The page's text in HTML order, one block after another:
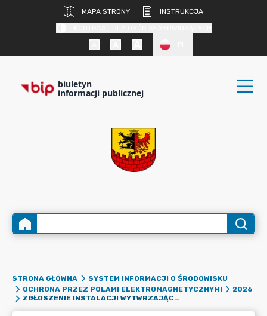
MAPA STRONY
INSTRUKCJA
biuletyn
informacji publicznej
STRONA GŁÓWNA
SYSTEM INFORMACJI O ŚRODOWISKU
OCHRONA PRZEZ POLAMI ELEKTROMAGNETYCZNYMI
2026
ZGŁOSZENIE INSTALACJI WYTWRZAJĄCEJ PEM - INSTALACJA RADIOKOMUNIKACYJNA ENE.01.026_BYDGOSZCZ 3